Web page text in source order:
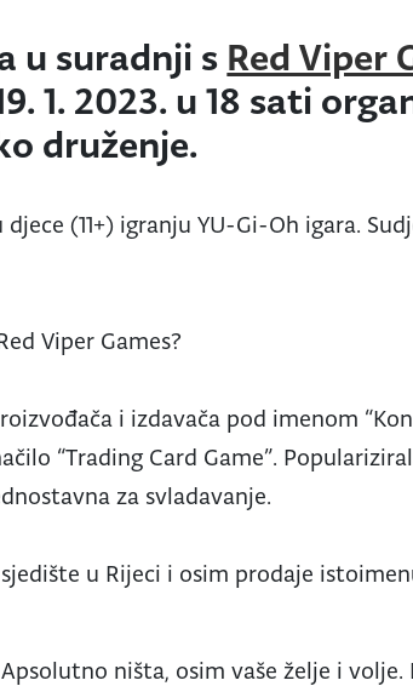
u suradnji s Red Viper
1. 2023. u 18 sati
druženje.
(11+) igranju YU-Gi-Oh igara.
Viper Games?
i izdavača pod imenom
“Trading Card Game”.
za svladavanje.
u Rijeci i osim prodaje
ništa, osim vaše želje i volje.